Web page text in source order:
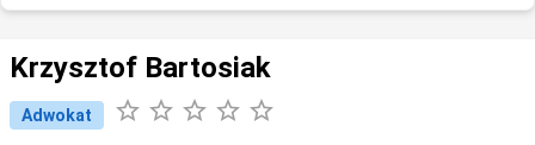
Krzysztof Bartosiak
Adwokat star_border star_border star_border star_border star_border